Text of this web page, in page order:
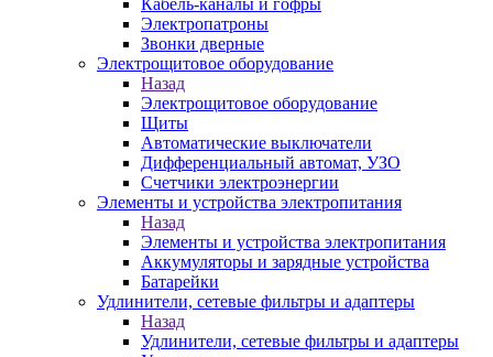
Кабель-каналы и гофры
Электропатроны
Звонки дверные
Электрощитовое оборудование
Назад
Электрощитовое оборудование
Щиты
Автоматические выключатели
Дифференциальный автомат, УЗО
Счетчики электроэнергии
Элементы и устройства электропитания
Назад
Элементы и устройства электропитания
Аккумуляторы и зарядные устройства
Батарейки
Удлинители, сетевые фильтры и адаптеры
Назад
Удлинители, сетевые фильтры и адаптеры